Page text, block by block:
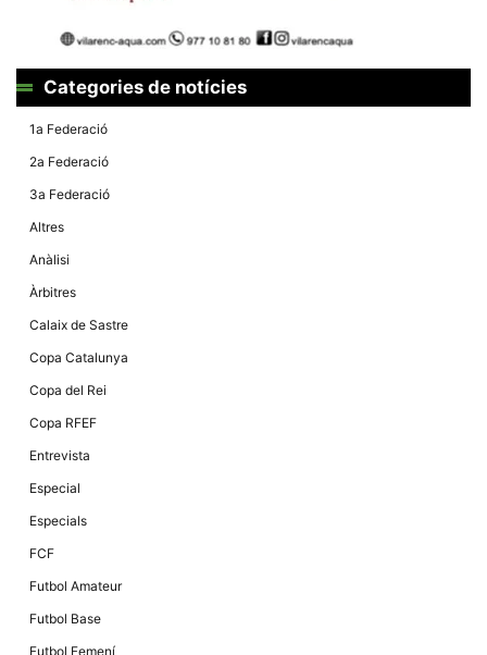
Categories de notícies
1a Federació
2a Federació
3a Federació
Altres
Anàlisi
Àrbitres
Calaix de Sastre
Copa Catalunya
Copa del Rei
Copa RFEF
Entrevista
Especial
Especials
FCF
Futbol Amateur
Futbol Base
Futbol Femení
els teus
interessos i
comportament